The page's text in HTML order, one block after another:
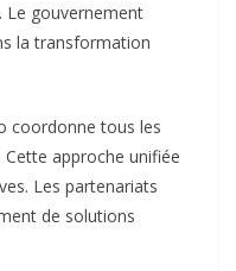
Le gouvernement
la transformation
coordonne tous les
approche unifiée
Les partenariats
de solutions